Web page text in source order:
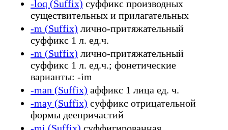
-loq (Suffix) суффикс производных
существительных и прилагательных
-m (Suffix) лично-притяжательный
суффикс 1 л. ед.ч.
-m (Suffix) лично-притяжательный
суффикс 1 л. ед.ч.; фонетические
варианты: -im
-man (Suffix) аффикс 1 лица ед. ч.
-may (Suffix) суффикс отрицательной
формы деепричастий
-mi (Suffix) суффигированная